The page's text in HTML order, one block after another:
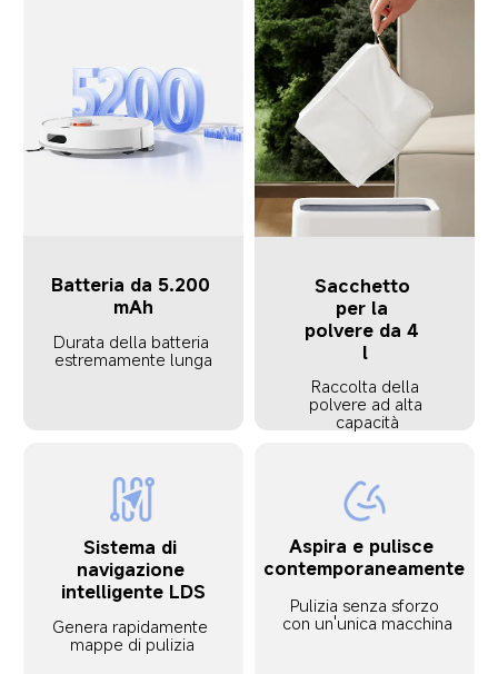
Batteria da 5.200
mAh
Durata della batteria
estremamente lunga
Sacchetto
per la
polvere da 4
l
Raccolta della
polvere ad alta
capacità
Sistema di
navigazione
intelligente LDS
Genera rapidamente
mappe di pulizia
Aspira e pulisce
contemporaneamente
Pulizia senza sforzo
con un'unica macchina